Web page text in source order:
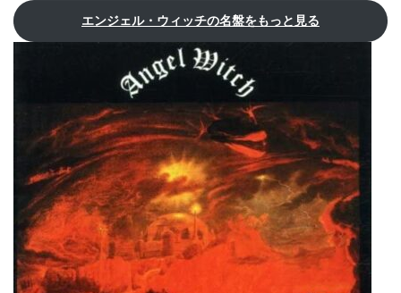
エンジェル・ウィッチの名盤をもっと見る